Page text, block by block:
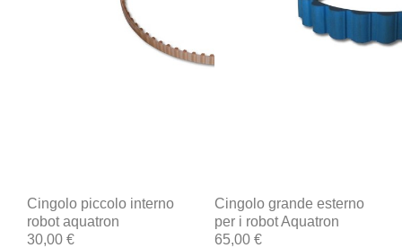
Cingolo piccolo interno
robot aquatron
30,00 €
Cingolo grande esterno
per i robot Aquatron
65,00 €